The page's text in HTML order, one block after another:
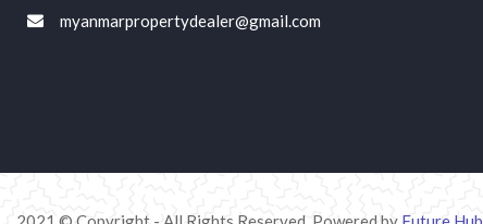
myanmarpropertydealer@gmail.com